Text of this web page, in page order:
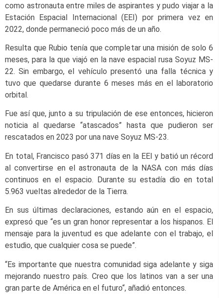
como astronauta entre miles de aspirantes y pudo viajar a la
Estación Espacial Internacional (EEI) por primera vez en
2022, donde permaneció poco más de un año.
Resulta que Rubio tenía que completar una misión de solo 6
meses, para la que viajó en la nave espacial rusa Soyuz MS-
22. Sin embargo, el vehículo presentó una falla técnica y
tuvo que quedarse durante 6 meses más en el laboratorio
orbital.
Fue así que, junto a su tripulación de ese entonces, hicieron
noticia al quedarse “atascados” hasta que pudieron ser
rescatados en 2023 por una nave Soyuz MS-23.
En total, Francisco pasó 371 días en la EEI y batió un récord
al convertirse en el astronauta de la NASA con más días
continuos en el espacio. Durante su estadía dio en total
5.963 vueltas alrededor de la Tierra.
En sus últimas declaraciones, estando aún en el espacio,
expresó que “es un gran honor representar a los hispanos. El
mensaje para la juventud es que adelante con el trabajo, el
estudio, que cualquier cosa se puede”.
“Es importante que nuestra comunidad siga adelante y siga
mejorando nuestro país. Creo que los latinos van a ser una
gran parte de América en el futuro“, añadió entonces.